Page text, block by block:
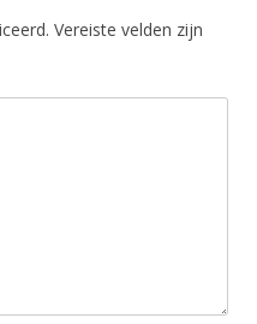
Vereiste velden zijn